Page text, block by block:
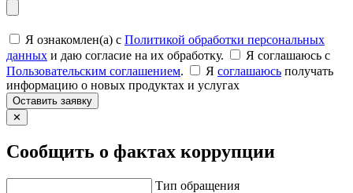
Я ознакомлен(а) с Политикой обработки персональных
данных и даю согласие на их обработку.
Я соглашаюсь c
Пользовательским соглашением. Я соглашаюсь получать
информацию о новых продуктах и услугах
Оставить заявку
✕
Сообщить о фактах коррупции
Тип обращения